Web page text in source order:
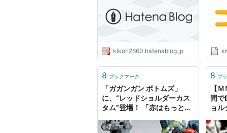
kikori2660.hatenablog.jp
8 ブックマーク
「ガガンガン ボトムズ」
に、“レッドショルダーカス
タム”登場！ 「赤はもっと暗
クは右肩だ」
8 ブ
【
間で
ョル